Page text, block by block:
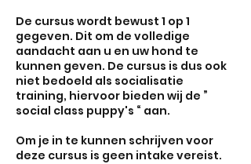
De cursus wordt bewust 1 op 1
gegeven. Dit om de volledige
aandacht aan u en uw hond te
kunnen geven. De cursus is dus ook
niet bedoeld als socialisatie
training, hiervoor bieden wij de ”
social class puppy's “ aan.
Om je in te kunnen schrijven voor
deze cursus is geen intake vereist.